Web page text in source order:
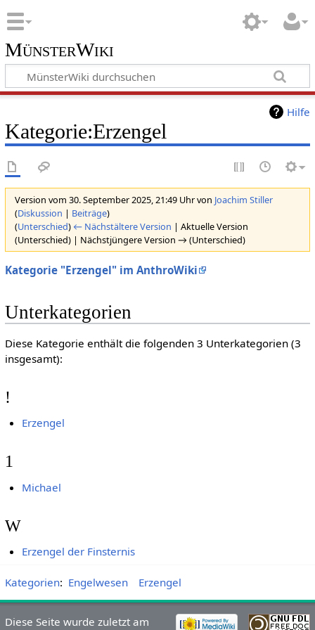
MünsterWiki
Hilfe
Kategorie:Erzengel
Version vom 30. September 2025, 21:49 Uhr von Joachim Stiller
(Diskussion | Beiträge)
(Unterschied) ← Nächstältere Version | Aktuelle Version
(Unterschied) | Nächstjüngere Version → (Unterschied)
Kategorie "Erzengel" im AnthroWiki
Unterkategorien
Diese Kategorie enthält die folgenden 3 Unterkategorien (3
insgesamt):
!
Erzengel
1
Michael
W
Erzengel der Finsternis
Kategorien: Engelwesen Erzengel
Diese Seite wurde zuletzt am